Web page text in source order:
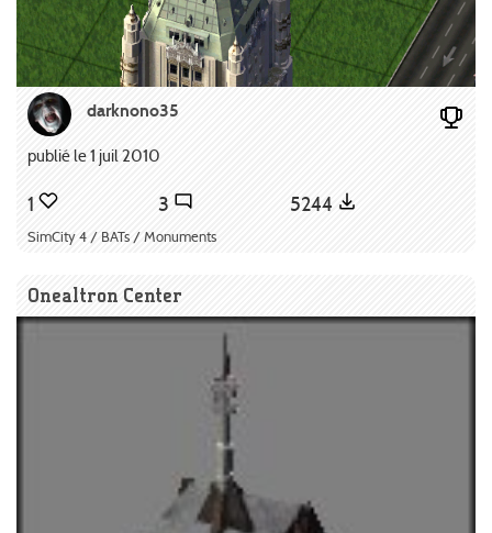
darknono35
publié le 1 juil 2010
1 3 5244
SimCity 4 / BATs / Monuments
Onealtron Center